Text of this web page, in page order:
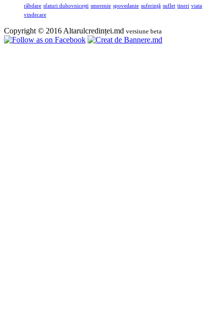
răbdare sfaturi duhovnicești smerenie spovedanie suferinţă suflet tineri viata
vindecare
Copyright © 2016 Altarulcredinței.md versiune beta